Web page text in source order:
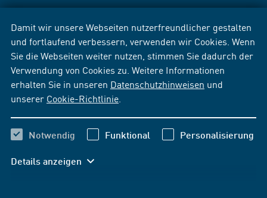
Damit wir unsere Webseiten nutzerfreundlicher gestalten
und fortlaufend verbessern, verwenden wir Cookies. Wenn
Sie die Webseiten weiter nutzen, stimmen Sie dadurch der
Verwendung von Cookies zu. Weitere Informationen
erhalten Sie in unseren Datenschutzhinweisen und
unserer Cookie-Richtlinie
Notwendig Funktional Personalisierung
Details anzeigen